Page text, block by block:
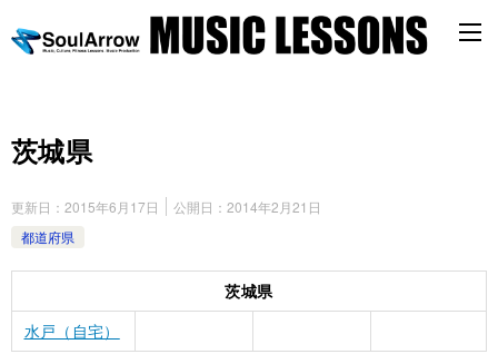
茨城県
更新日： 2015年6月17日 公開日： 2014年2月21日
都道府県
茨城県
水戸（自宅）